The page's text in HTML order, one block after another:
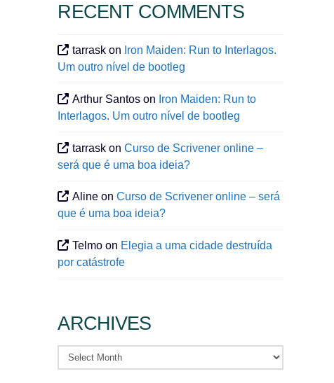
RECENT COMMENTS
tarrask on Iron Maiden: Run to Interlagos.
Um outro nível de bootleg
Arthur Santos on Iron Maiden: Run to
Interlagos. Um outro nível de bootleg
tarrask onCurso de Scrivener online –
será que é uma boa ideia?
Aline onCurso de Scrivener online – será
que é uma boa ideia?
Telmo on Elegia a uma cidade destruída
por catástrofe
ARCHIVES
Archives